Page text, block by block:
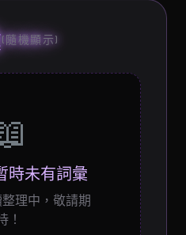
(隨機顯示)
時未有詞彙
理中，敬請期
！